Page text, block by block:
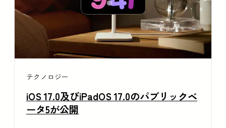
テクノロジー
iOS 17.0及びiPadOS 17.0のパブリックベ
ータ5が公開